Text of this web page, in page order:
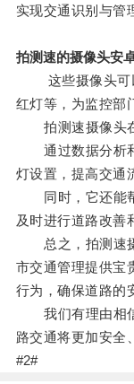
实现交通识别与管
拍测速的摄像头安
这些摄像头可以
红灯等，为监控部
拍测速摄像头在
通过数据分析和
灯设置，提高交通
同时，它还能帮
及时进行道路改善
总之，拍测速摄
市交通管理提供宝
行为，确保道路的
我们有理由相信
路交通将更加安全
#2#